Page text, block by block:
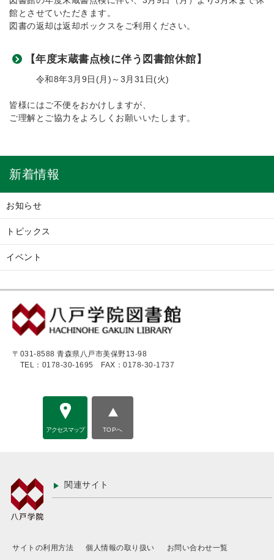
館とさせていただきます。
図書の返却は返却ボックスをご利用ください。
【年度末蔵書点検に伴う図書館休館】
令和8年3月9日(月)～3月31日(火)
皆様にはご不便をおかけしますが、
ご理解とご協力をよろしくお願いいたします。
新着情報
お知らせ
トピックス
イベント
〒031-8588 青森県八戸市美保野13-98
TEL：0178-30-1695
FAX：0178-30-1737
アクセスマップ TOPへ
関連サイト
サイトの利用方法 個人情報の取り扱い お問い合わせ一覧